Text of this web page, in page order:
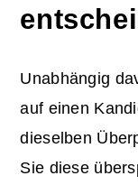
Unabhängig
auf einen
dieselben
Sie diese